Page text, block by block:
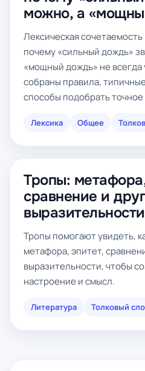
можно, а
Лексическая
почему «сильный дождь»
«мощный дождь» не всегда
собраны правила,
способы подобрать точное
Лексика Общее
Тропы:
сравнение и
выразительности
Тропы помогают увидеть,
метафора, эпитет,
выразительности, чтобы
настроение и смысл.
Литература Толковый